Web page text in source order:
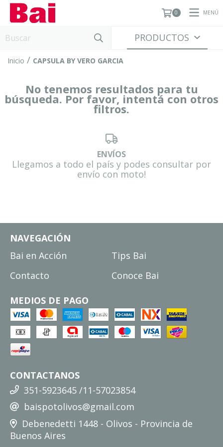
0 MENÚ
PRODUCTOS
Inicio / CAPSULA BY VERO GARCIA
No tenemos resultados para tu
búsqueda. Por favor, intentá con otros
filtros.
ENVÍOS
Llegamos a todo el país y podes consultar por
envío con moto!
NAVEGACIÓN
Bai en Acción
Tips Bai
Contacto
Conoce Bai
MEDIOS DE PAGO
CONTACTANOS
351-5923645 /11-57023854
baispotolivos@gmail.com
Debenedetti 1448 - Olivos - Provincia de
Buenos Aires